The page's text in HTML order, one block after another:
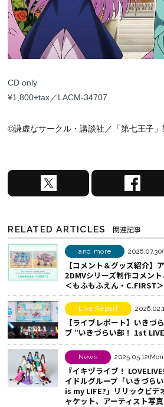
CD only
¥1,800+tax／LACM-34707
©謙虚なサークル・講談社／「第七王子
X
で
ア
す
る
F
a
b
o
o
k
で
シ
ェ
ア
す
る
RELATED ARTICLES 関連記事
and more
【コメント＆グッズ紹介】
2DMVシリーズ制作コメン
＜もふもふえん・C.FIRST＞
Live Report
【ライブレポート】いきづ
ブ ”いきづらい部！ 1st
News
『イキヅライブ！
イドルグループ「いきづ
is my LIFE?」リリックビデ
ャケット、アーティスト写真